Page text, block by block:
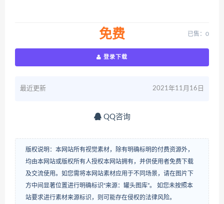
免费 已售：0
登录下载
最近更新 2021年11月16日
QQ咨询
版权说明：本网站所有视觉素材，除有明确标明的付费资源外，
均由本网站或版权所有人授权本网站拥有，并供使用者免费下载
及交流使用。如您需将本网站素材应用于不同场景，请在图片下
方中间显著位置进行明确标识“来源：罐头图库”。 如您未按照本
站要求进行素材来源标识，则可能存在侵权的法律风险。